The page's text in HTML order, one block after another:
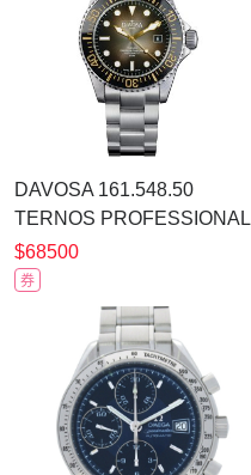
DAVOSA 161.548.50
TERNOS PROFESSIONAL
68H EAGLE BAY 300M專業
潛水錶 TriaLink 三排款
$68500
券